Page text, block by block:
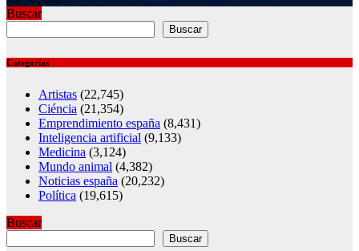
Buscar
Buscar
Categorías
Artistas (22,745)
Ciéncia (21,354)
Emprendimiento españa (8,431)
Inteligencia artificial (9,133)
Medicina (3,124)
Mundo animal (4,382)
Noticias españa (20,232)
Política (19,615)
Buscar
Buscar